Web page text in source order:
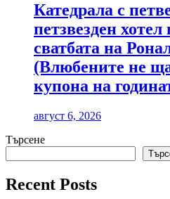
Катедрала с
петзвезден хотел
сватбата на
(Влюбените не
купона на
август 6, 2026
Търсене
Recent Posts